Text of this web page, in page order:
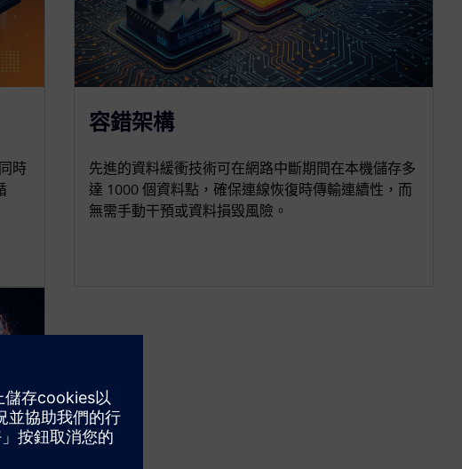
時
容錯架構
先進的資料緩衝技術可在網路中斷期間在本機儲存多
達 1000 個資料點，確保連線恢復時傳輸連續性，而
無需手動干預或資料損毀風險。